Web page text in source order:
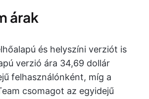
árak
és helyszíni verziót is
verzió ára 34,69 dollár
felhasználónként, míg a
csomagot az egyidejű